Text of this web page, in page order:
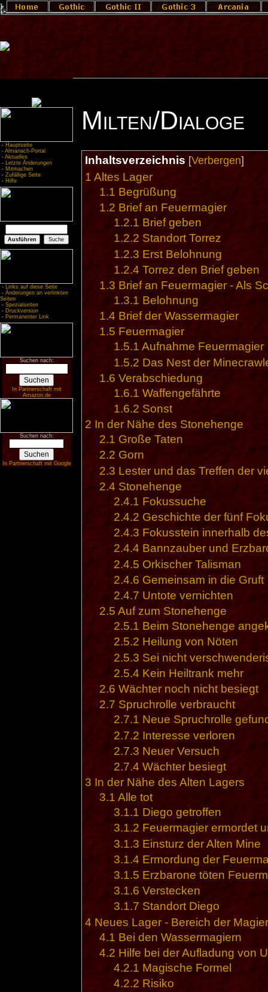
- Hauptseite
- Almanach-Portal
- Aktuelles
- Letzte Änderungen
- Mitmachen
- Zufällige Seite
- Hilfe
- Links auf diese Seite
- Änderungen an verlinkten
Seiten
- Spezialseiten
- Druckversion
- Permanenter Link
Suchen nach:
In Partnerschaft mit
Amazon.de
Suchen nach:
In Partnerschaft mit Google
Milten/Dialoge
Inhaltsverzeichnis [Verbergen]
1 Altes Lager
1.1 Begrüßung
1.2 Brief an Feuermagier
1.2.1 Brief geben
1.2.2 Standort Torrez
1.2.3 Erst Belohnung
1.2.4 Torrez den Brief geben
1.3 Brief an Feuermagier - Als
1.3.1 Belohnung
1.4 Brief der Wassermagier
1.5 Feuermagier
1.5.1 Aufnahme Feuermagier
1.5.2 Das Nest der
1.6 Verabschiedung
1.6.1 Waffengefährte
1.6.2 Sonst
2 In der Nähe des Stonehenge
2.1 Große Taten
2.2 Gorn
2.3 Lester und das Treffen der
2.4 Stonehenge
2.4.1 Fokussuche
2.4.2 Geschichte der fünf
2.4.3 Fokusstein innerhalb
2.4.4 Bannzauber und
2.4.5 Orkischer Talisman
2.4.6 Gemeinsam in die Gruft
2.4.7 Untote vernichten
2.5 Auf zum Stonehenge
2.5.1 Beim Stonehenge
2.5.2 Heilung von Nöten
2.5.3 Sei nicht
2.5.4 Kein Heiltrank mehr
2.6 Wächter noch nicht besiegt
2.7 Spruchrolle verbraucht
2.7.1 Neue Spruchrolle
2.7.2 Interesse verloren
2.7.3 Neuer Versuch
2.7.4 Wächter besiegt
3 In der Nähe des Alten Lagers
3.1 Alle tot
3.1.1 Diego getroffen
3.1.2 Feuermagier ermordet
3.1.3 Einsturz der Alten Mine
3.1.4 Ermordung der
3.1.5 Erzbarone töten
3.1.6 Verstecken
3.1.7 Standort Diego
4 Neues Lager - Bereich der Magier
4.1 Bei den Wassermagiern
4.2 Hilfe bei der Aufladung von
4.2.1 Magische Formel
4.2.2 Risiko